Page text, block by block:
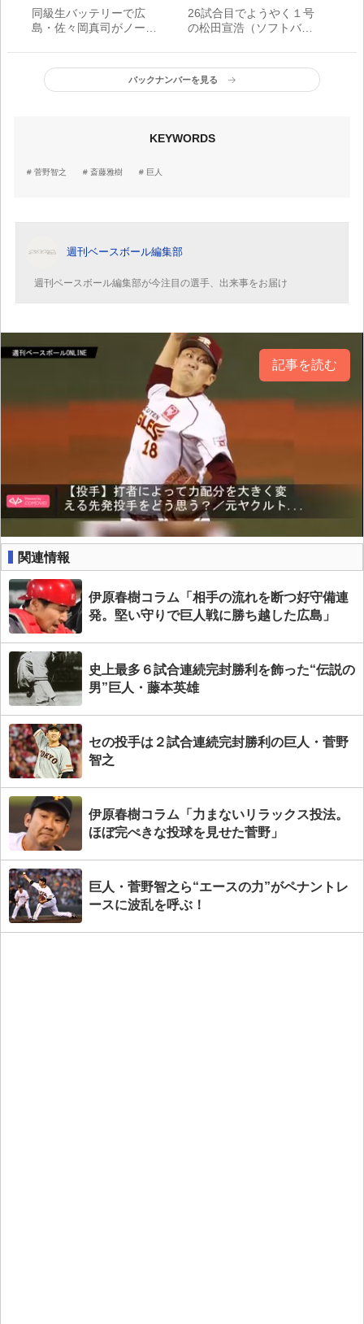
同級生バッテリーで広
島・佐々岡真司がノーヒ
月8日】
26試合目でようやく１号
の松田宣浩（ソフトバン
バックナンバーを見る
KEYWORDS
菅野智之 斎藤雅樹 巨人
週刊ベースボール編集部
週刊ベースボール編集部が今注目の選手、出来事をお届け
記事を読む
関連情報
伊原春樹コラム「相手の流れを断つ好守備連
発。堅い守りで巨人戦に勝ち越した広島」
史上最多６試合連続完封勝利を飾った“伝説の
男”巨人・藤本英雄
セの投手は２試合連続完封勝利の巨人・菅野
智之
伊原春樹コラム「力まないリラックス投法。
ほぼ完ぺきな投球を見せた菅野」
巨人・菅野智之ら“エースの力”がペナントレ
ースに波乱を呼ぶ！